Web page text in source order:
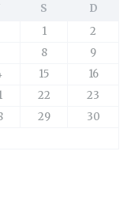
S
D
1
2
8
9
15
16
22
23
29
30